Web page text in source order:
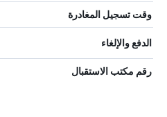
وقت تسجيل المغادرة
الدفع والإلغاء
رقم مكتب الاستقبال